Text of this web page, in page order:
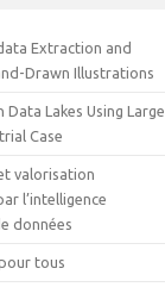
Extraction and
Drawn Illustrations
Lakes Using Large
Case
valorisation
l’intelligence
données
tous